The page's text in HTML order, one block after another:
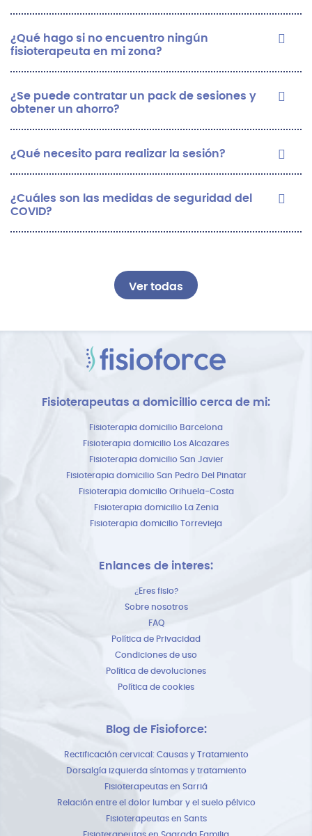
¿Qué hago si no encuentro ningún
fisioterapeuta en mi zona?
¿Se puede contratar un pack de sesiones y
obtener un ahorro?
¿Qué necesito para realizar la sesión?
¿Cuáles son las medidas de seguridad del
COVID?
Ver todas
Fisioterapeutas a domicillio cerca de mi:
Fisioterapia domicilio Barcelona
Fisioterapia domicilio Los Alcazares
Fisioterapia domicilio San Javier
Fisioterapia domicilio San Pedro Del Pinatar
Fisioterapia domicilio Orihuela-Costa
Fisioterapia domicilio La Zenia
Fisioterapia domicilio Torrevieja
Enlances de interes:
¿Eres fisio?
Sobre nosotros
FAQ
Política de Privacidad
Condiciones de uso
Política de devoluciones
Política de cookies
Blog de Fisioforce:
Rectificación cervical: Causas y Tratamiento
Dorsalgía izquierda síntomas y tratamiento
Fisioterapeutas en Sarriá
Relación entre el dolor lumbar y el suelo pélvico
Fisioterapeutas en Sants
Fisioterapeutas en Sagrada Familia